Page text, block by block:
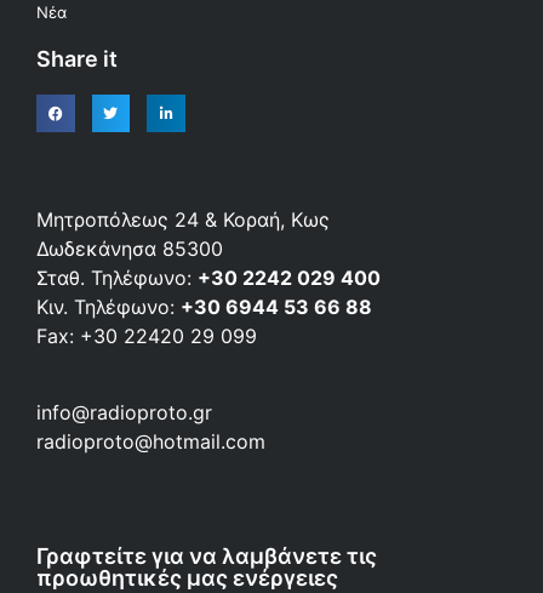
Νέα
Share it
Μητροπόλεως 24 & Κοραή, Κως
Δωδεκάνησα 85300
Σταθ. Τηλέφωνο: +30 2242 029 400
Κιν. Τηλέφωνο: +30 6944 53 66 88
Fax: +30 22420 29 099
info@radioproto.gr
radioproto@hotmail.com
Γραφτείτε για να λαμβάνετε τις
προωθητικές μας ενέργειες